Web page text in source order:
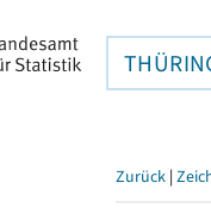
Zurück |